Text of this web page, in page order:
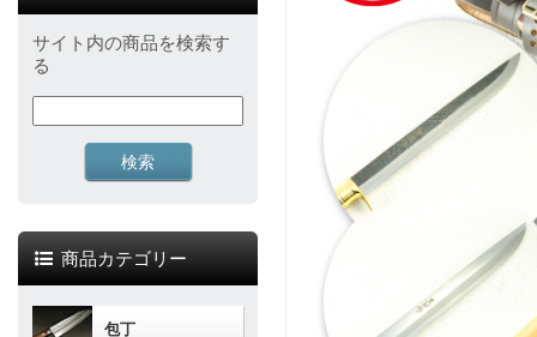
サイト内の商品を検索す
る
商品カテゴリー
包丁